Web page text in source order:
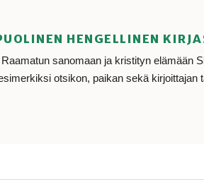
HENGELLINEN
sanomaan ja kristityn elämään
otsikon, paikan sekä kirjoittajan